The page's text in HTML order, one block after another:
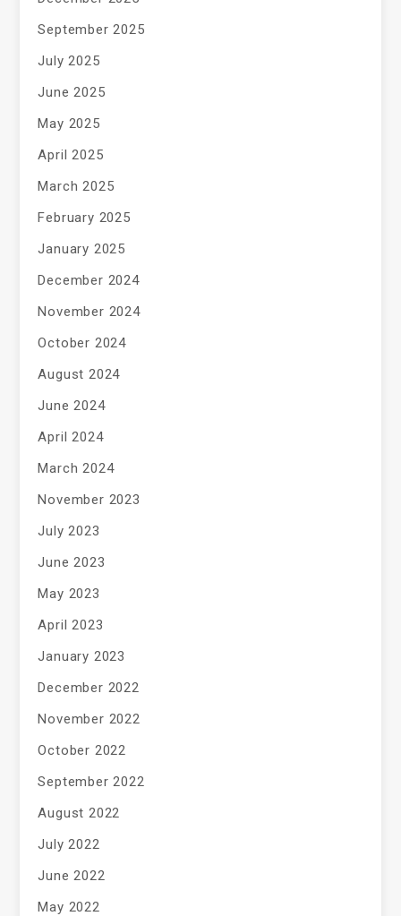
September 2025
July 2025
June 2025
May 2025
April 2025
March 2025
February 2025
January 2025
December 2024
November 2024
October 2024
August 2024
June 2024
April 2024
March 2024
November 2023
July 2023
June 2023
May 2023
April 2023
January 2023
December 2022
November 2022
October 2022
September 2022
August 2022
July 2022
June 2022
May 2022